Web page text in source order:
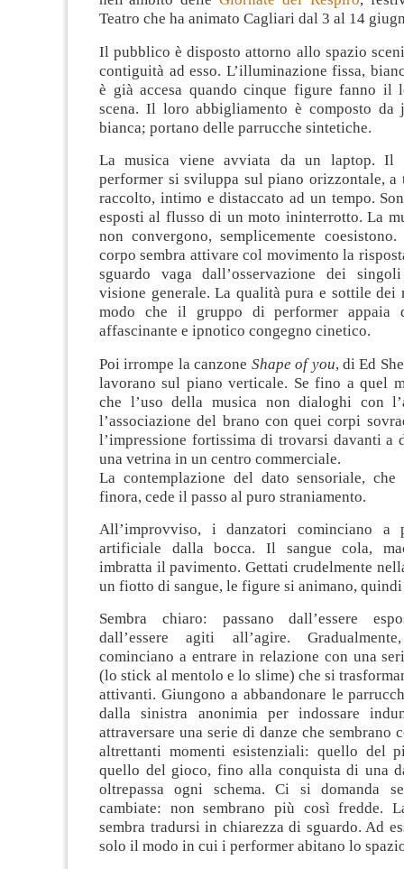
Teatro che ha animato Cagliari dal 3 al 14
Il pubblico è disposto attorno allo spazio
contiguità ad esso. L’illuminazione fissa,
è già accesa quando cinque figure fanno il
scena. Il loro abbigliamento è composto da
bianca; portano delle parrucche sintetiche.
La musica viene avviata da un laptop. Il
performer si sviluppa sul piano orizzontale, a
raccolto, intimo e distaccato ad un tempo.
esposti al flusso di un moto ininterrotto. La
non convergono, semplicemente
corpo sembra attivare col movimento la
sguardo vaga dall’osservazione dei
visione generale. La qualità pura e sottile
modo che il gruppo di performer appaia
affascinante e ipnotico congegno cinetico.
Poi irrompe la canzone Shape of you, di Ed
lavorano sul piano verticale. Se fino a quel
che l’uso della musica non dialoghi con
l’associazione del brano con quei corpi
l’impressione fortissima di trovarsi davanti a
una vetrina in un centro commerciale.
La contemplazione del dato sensoriale, che
finora, cede il passo al puro straniamento.
All’improvviso, i danzatori cominciano a
artificiale dalla bocca. Il sangue cola,
imbratta il pavimento. Gettati crudelmente
un fiotto di sangue, le figure si animano,
Sembra chiaro: passano dall’essere
dall’essere agiti all’agire.
cominciano a entrare in relazione con una
(lo stick al mentolo e lo slime) che si
attivanti. Giungono a abbandonare le
dalla sinistra anonimia per indossare
attraversare una serie di danze che sembrano
altrettanti momenti esistenziali: quello del
quello del gioco, fino alla conquista di una
oltrepassa ogni schema. Ci si domanda
cambiate: non sembrano più così fredde.
sembra tradursi in chiarezza di sguardo. Ad
solo il modo in cui i performer abitano lo